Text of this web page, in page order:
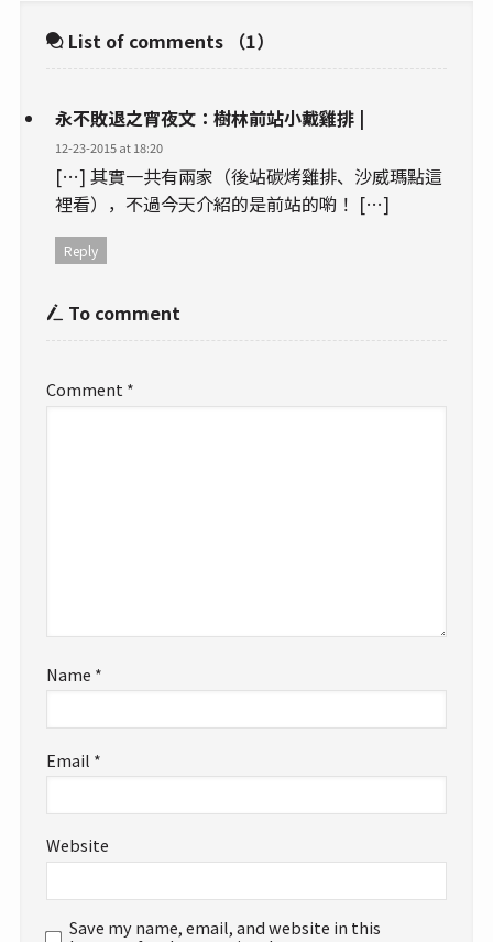
List of comments （1）
永不敗退之宵夜文：樹林前站小戴雞排 |
12-23-2015 at 18:20
[…] 其實一共有兩家（後站碳烤雞排、沙威瑪點這
裡看），不過今天介紹的是前站的喲！ […]
Reply
To comment
Comment *
Name *
Email *
Website
Save my name, email, and website in this